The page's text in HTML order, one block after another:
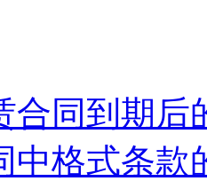
合同到期后
中格式条款